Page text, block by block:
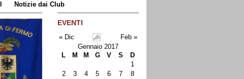
Notizie dai Club
EVENTI
« Dic
Feb »
Gennaio 2017
L
M M G V S
D
1
2
3 4 5 6 7
8